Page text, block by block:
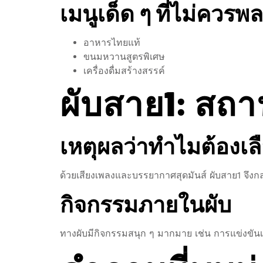
เมนูเด็ด ๆ ที่ไม่ควรพ
อาหารไทยแท้
ขนมหวานสูตรพิเศษ
เครื่องดื่มสร้างสรรค์
ผับสาย1: สถ
เหตุผลว่าทำไมต้องเ
ด้วยเสียงเพลงและบรรยากาศสุดมันส์ ผับสาย1 จึ
กิจกรรมภายในผับ
ทางผับมีกิจกรรมสนุก ๆ มากมาย เช่น การแข่งขั